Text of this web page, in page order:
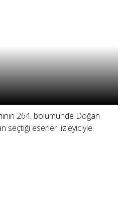
264. bölümünde Doğan
seçtiği eserleri izleyiciyle